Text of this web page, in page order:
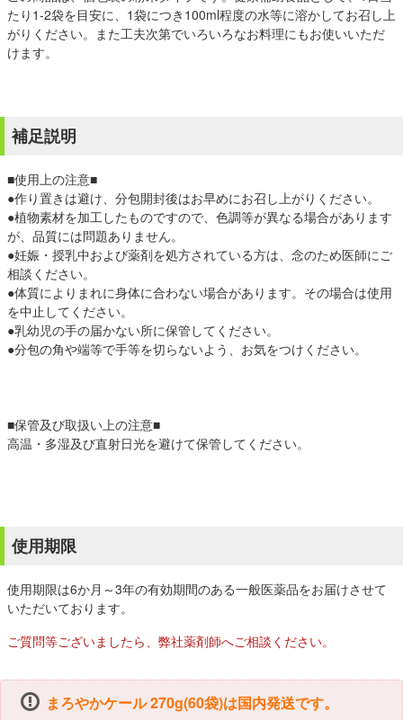
たり1-2袋を目安に、1袋につき100ml程度の水等に溶かしてお召し上
がりください。また工夫次第でいろいろなお料理にもお使いいただ
けます。
補足説明
■使用上の注意■
●作り置きは避け、分包開封後はお早めにお召し上がりください。
●植物素材を加工したものですので、色調等が異なる場合があります
が、品質には問題ありません。
●妊娠・授乳中および薬剤を処方されている方は、念のため医師にご
相談ください。
●体質によりまれに身体に合わない場合があります。その場合は使用
を中止してください。
●乳幼児の手の届かない所に保管してください。
●分包の角や端等で手等を切らないよう、お気をつけください。
■保管及び取扱い上の注意■
高温・多湿及び直射日光を避けて保管してください。
使用期限
使用期限は6か月～3年の有効期間のある一般医薬品をお届けさせて
いただいております。
ご質問等ございましたら、弊社薬剤師へご相談ください。
まろやかケール 270g(60袋)は国内発送です。